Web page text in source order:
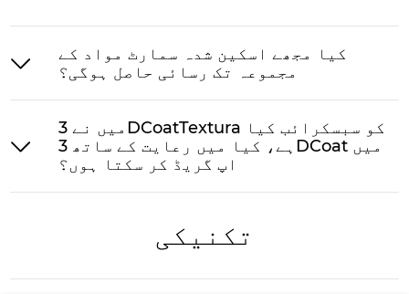
کیا مجھے اسکین شدہ سمارٹ مواد کے
مجموعہ تک رسائی حاصل ہوگی؟
میں نے 3DCoatTextura کو سبسکرائب کیا
ہے، کیا میں رعایت کے ساتھ 3DCoat میں
اپ گریڈ کر سکتا ہوں؟
تکنیکی